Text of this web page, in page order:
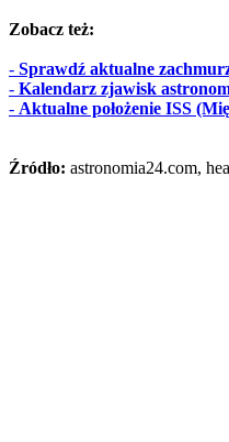
Zobacz też:
- Sprawdź aktualne
- Kalendarz zjawisk
- Aktualne położenie ISS
Źródło: astronomia24.com,